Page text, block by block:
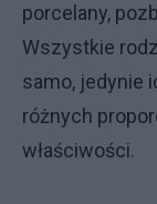
porcelany,
Wszystkie
samo, jedynie
różnych
właściwości.